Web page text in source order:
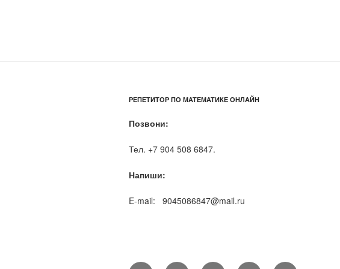
РЕПЕТИТОР ПО МАТЕМАТИКЕ ОНЛАЙН
Позвони:
Тел. +7 904 508 6847.
Напиши:
E-mail: 9045086847@mail.ru